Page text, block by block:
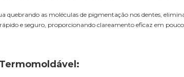
quebrando as moléculas de pigmentação nos dentes,
rápido e seguro, proporcionando clareamento eficaz em